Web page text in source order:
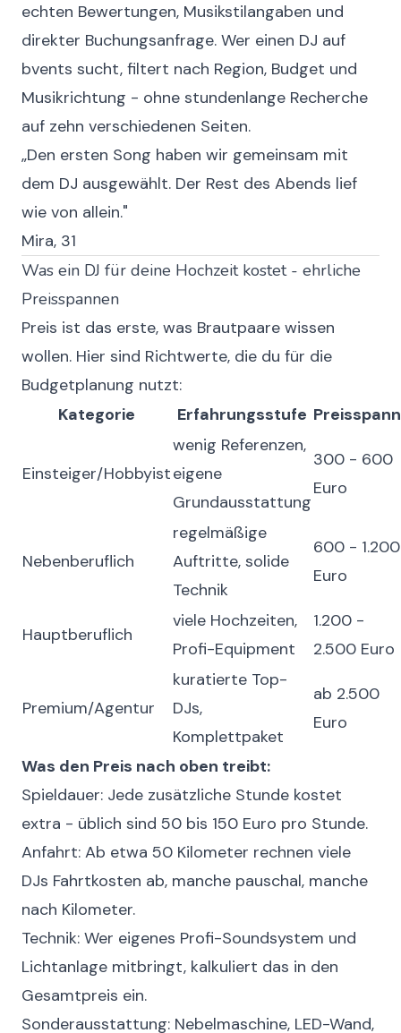
echten Bewertungen, Musikstilangaben und
direkter Buchungsanfrage. Wer einen DJ auf
bvents sucht, filtert nach Region, Budget und
Musikrichtung - ohne stundenlange Recherche
auf zehn verschiedenen Seiten.
„Den ersten Song haben wir gemeinsam mit
dem DJ ausgewählt. Der Rest des Abends lief
wie von allein."
Mira, 31
Was ein DJ für deine Hochzeit kostet - ehrliche
Preisspannen
Preis ist das erste, was Brautpaare wissen
wollen. Hier sind Richtwerte, die du für die
Budgetplanung nutzt:
Kategorie
Erfahrungsstufe
Einsteiger/Hobbyist
wenig Referenzen,
eigene
Grundausstattung
300 - 600
Euro
Nebenberuflich
regelmäßige
Auftritte, solide
Technik
600 - 1.200
Euro
Hauptberuflich
viele Hochzeiten,
Profi-Equipment
1.200 -
2.500 Euro
Premium/Agentur
kuratierte Top-
DJs,
Komplettpaket
ab 2.500
Euro
Was den Preis nach oben treibt:
Spieldauer: Jede zusätzliche Stunde kostet
extra - üblich sind 50 bis 150 Euro pro Stunde.
Anfahrt: Ab etwa 50 Kilometer rechnen viele
DJs Fahrtkosten ab, manche pauschal, manche
nach Kilometer.
Technik: Wer eigenes Profi-Soundsystem und
Lichtanlage mitbringt, kalkuliert das in den
Gesamtpreis ein.
Sonderausstattung: Nebelmaschine, LED-Wand,